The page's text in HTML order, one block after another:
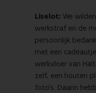
Liselot: We
werkstraf en de
persoonlijk
met een
werkvloer van
zelf, een houten
foto’s. Daarin